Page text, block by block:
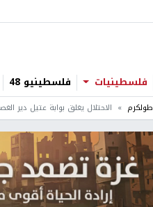
فلسطينيات فلسطينيو 48
طولكرم الاحتلال يغلق بوابة عتيل دير